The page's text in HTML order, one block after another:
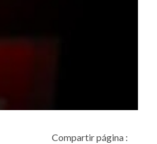
Compartir página :